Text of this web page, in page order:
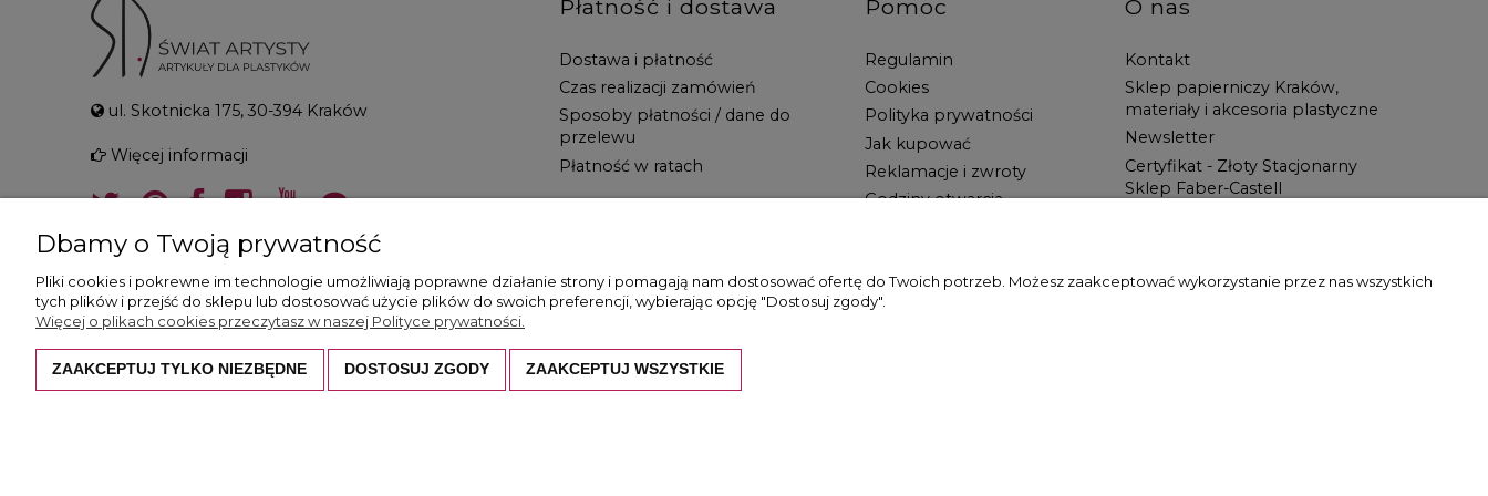
ul. Skotnicka 175, 30-394 Kraków
Więcej informacji
Płatność i dostawa
Dostawa i płatność
Czas realizacji zamówień
Sposoby płatności / dane do
przelewu
Płatność w ratach
Pomoc
Regulamin
Cookies
Polityka prywatności
Jak kupować
Reklamacje i zwroty
Godziny otwarcia
O nas
Kontakt
Sklep papierniczy Kraków,
materiały i akcesoria plastyczne
Newsletter
Certyfikat - Złoty Stacjonarny
Sklep Faber-Castell
Wszystko dla ucznia w Świat
Artysty!
Wszystkie prezentowane zdjęcia i opisy chronione są prawem autorskim. Kopiowanie i wykorzystywanie ich bez zgody właściciela witryny jest zabronione.
Dbamy o Twoją prywatność
Pliki cookies i pokrewne im technologie umożliwiają poprawne działanie strony i pomagają nam dostosować ofertę do Twoich potrzeb. Możesz zaakceptować wykorzystanie przez nas wszystkich
tych plików i przejść do sklepu lub dostosować użycie plików do swoich preferencji, wybierając opcję "Dostosuj zgody".
Więcej o plikach cookies przeczytasz w naszej Polityce prywatności.
ZAAKCEPTUJ TYLKO NIEZBĘDNE DOSTOSUJ ZGODY ZAAKCEPTUJ WSZYSTKIE